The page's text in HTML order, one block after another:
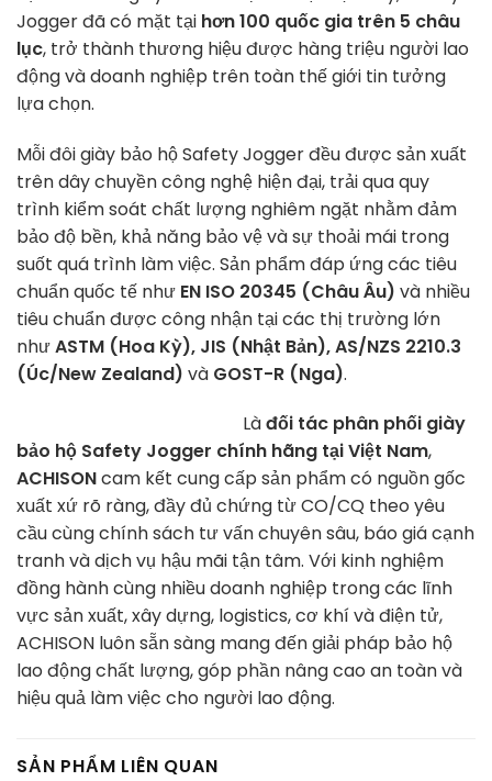
Jogger đã có mặt tại hơn 100 quốc gia trên 5 châu
lục, trở thành thương hiệu được hàng triệu người lao
động và doanh nghiệp trên toàn thế giới tin tưởng
lựa chọn.
Mỗi đôi giày bảo hộ Safety Jogger đều được sản xuất
trên dây chuyền công nghệ hiện đại, trải qua quy
trình kiểm soát chất lượng nghiêm ngặt nhằm đảm
bảo độ bền, khả năng bảo vệ và sự thoải mái trong
suốt quá trình làm việc. Sản phẩm đáp ứng các tiêu
chuẩn quốc tế như EN ISO 20345 (Châu Âu) và nhiều
tiêu chuẩn được công nhận tại các thị trường lớn
nhưASTM (Hoa Kỳ), JIS (Nhật Bản), AS/NZS 2210.3
(Úc/New Zealand) và GOST-R (Nga).
Làđối tác phân phối giày
bảo hộ Safety Jogger chính hãng tại Việt Nam,
ACHISONcam kết cung cấp sản phẩm có nguồn gốc
xuất xứ rõ ràng, đầy đủ chứng từ CO/CQ theo yêu
cầu cùng chính sách tư vấn chuyên sâu, báo giá cạnh
tranh và dịch vụ hậu mãi tận tâm. Với kinh nghiệm
đồng hành cùng nhiều doanh nghiệp trong các lĩnh
vực sản xuất, xây dựng, logistics, cơ khí và điện tử,
ACHISON luôn sẵn sàng mang đến giải pháp bảo hộ
lao động chất lượng, góp phần nâng cao an toàn và
hiệu quả làm việc cho người lao động.
SẢN PHẨM LIÊN QUAN